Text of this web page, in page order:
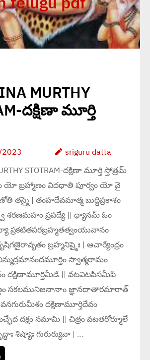
MURTHY
దక్షిణా మూర్తి
sriguru datta
STOTRAM-దక్షిణా మూర్తి స్తోత్రమ్
యో బ్రహ్మాణం విదధాతి పూర్వం యో వై
తస్మై | తంహదేవమాత్మ బుద్ధిప్రకాశం
శరణమహం ప్రపద్యే || ధ్యానమ్ ఓం
ప్రకటితపరబ్రహ్మతత్వంయువానం
బ్రహ్మనిష్ఠైః | ఆచార్యేంద్రం
స్వాత్మరామం
దక్షిణామూర్తిమీడే || వటవిటపిసమీపే
సకలమునిజనానాం జ్ఞానదాతారమారాత్
దక్షిణామూర్తిదేవం
దక్షం నమామి || చిత్రం వటతరోర్మూలే
శిష్యాః గురుర్యువా | …